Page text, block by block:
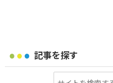
記事を探す